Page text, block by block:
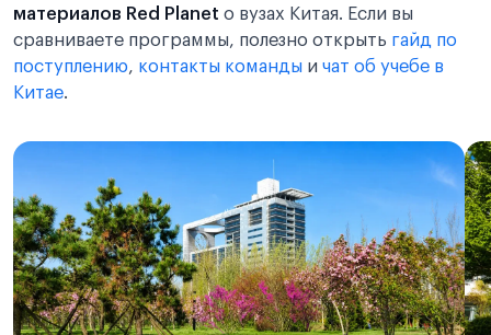
материалов Red Planet о вузах Китая. Если вы
сравниваете программы, полезно открыть гайд по
поступлению, контакты команды и чат об учебе в
Китае.